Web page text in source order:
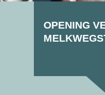
OPENING